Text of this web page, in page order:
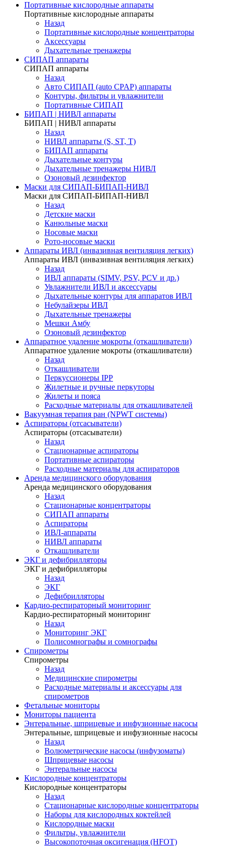
Портативные кислородные аппараты
Портативные кислородные аппараты
Назад
Портативные кислородные концентраторы
Аксессуары
Дыхательные тренажеры
СИПАП аппараты
СИПАП аппараты
Назад
Aвто СИПАП (auto CPAP) аппараты
Контуры, фильтры и увлажнители
Портативные СИПАП
БИПАП | НИВЛ аппараты
БИПАП | НИВЛ аппараты
Назад
НИВЛ аппараты (S, ST, T)
БИПАП аппараты
Дыхательные контуры
Дыхательные тренажеры НИВЛ
Озоновый дезинфектор
Маски для СИПАП-БИПАП-НИВЛ
Маски для СИПАП-БИПАП-НИВЛ
Назад
Детские маски
Канюльные маски
Носовые маски
Рото-носовые маски
Аппараты ИВЛ (инвазивная вентиляция легких)
Аппараты ИВЛ (инвазивная вентиляция легких)
Назад
ИВЛ аппараты (SIMV, PSV, PCV и др.)
Увлажнители ИВЛ и аксессуары
Дыхательные контуры для аппаратов ИВЛ
Небулайзеры ИВЛ
Дыхательные тренажеры
Мешки Амбу
Озоновый дезинфектор
Аппаратное удаление мокроты (откашливатели)
Аппаратное удаление мокроты (откашливатели)
Назад
Откашливатели
Перкуссионеры IPP
Жилетные и ручные перкуторы
Жилеты и пояса
Расходные материалы для откашливателей
Вакуумная терапия ран (NPWT системы)
Аспираторы (отсасыватели)
Аспираторы (отсасыватели)
Назад
Стационарные аспираторы
Портативные аспираторы
Расходные материалы для аспираторов
Аренда медицинского оборудования
Аренда медицинского оборудования
Назад
Стационарные концентраторы
СИПАП аппараты
Аспираторы
ИВЛ-аппараты
НИВЛ аппараты
Откашливатели
ЭКГ и дефибрилляторы
ЭКГ и дефибрилляторы
Назад
ЭКГ
Дефибрилляторы
Кардио-респираторный мониторинг
Кардио-респираторный мониторинг
Назад
Мониторинг ЭКГ
Полисомнографы и сомнографы
Спирометры
Спирометры
Назад
Медицинские спирометры
Расходные материалы и аксессуары для
спирометров
Фетальные мониторы
Мониторы пациента
Энтеральные, шприцевые и инфузионные насосы
Энтеральные, шприцевые и инфузионные насосы
Назад
Волюметрические насосы (инфузоматы)
Шприцевые насосы
Энтеральные насосы
Кислородные концентраторы
Кислородные концентраторы
Назад
Стационарные кислородные концентраторы
Наборы для кислородных коктейлей
Кислородные маски
Фильтры, увлажнители
Высокопоточная оксигенация (HFOT)